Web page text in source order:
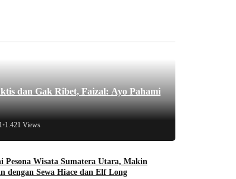
dan Gak Ribet, Faizal: Ayo Pahami
•1.421 Views
Pesona Wisata Sumatera Utara, Makin
dengan Sewa Hiace dan Elf Long